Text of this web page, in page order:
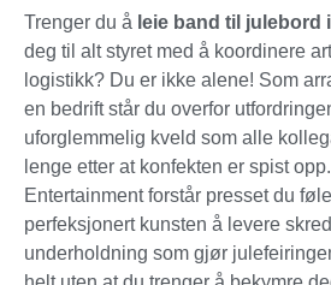
Trenger du å leie band til julebord
deg til alt styret med å koordinere
logistikk? Du er ikke alene! Som
en bedrift står du overfor
uforglemmelig kveld som alle
lenge etter at konfekten er spist
Entertainment forstår presset du
perfeksjonert kunsten å levere
underholdning som gjør